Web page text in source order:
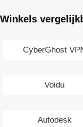
Winkels
CyberGhost
Voidu
Autodesk